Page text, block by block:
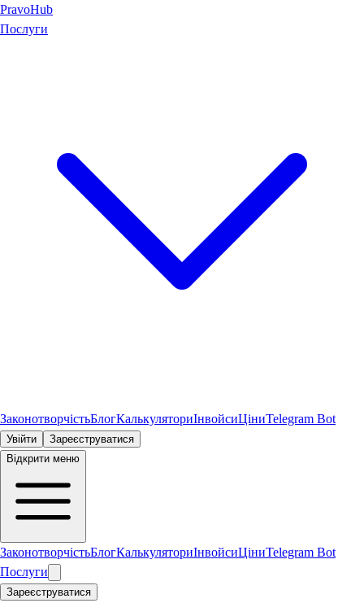
PravoHub
Послуги
ЗаконотворчістьБлогКалькуляториІнвойсиЦіниTelegram Bot
Увійти
Зареєструватися
Відкрити меню
ЗаконотворчістьБлогКалькуляториІнвойсиЦіниTelegram Bot
Послуги
Зареєструватися